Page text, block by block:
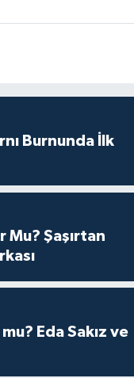
Burnunda İlk
Mu? Şaşırtan
Eda Sakız ve